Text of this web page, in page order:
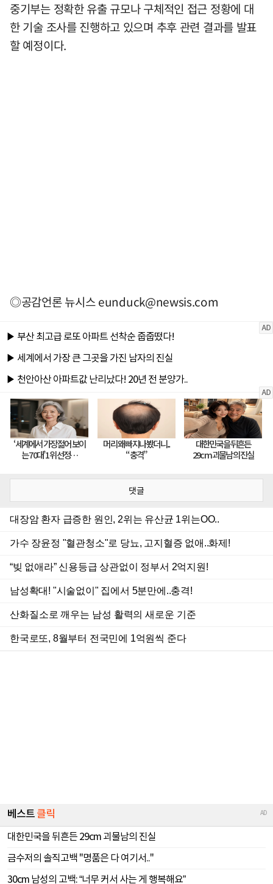
중기부는 정확한 유출 규모나 구체적인 접근 정황에 대
한 기술 조사를 진행하고 있으며 추후 관련 결과를 발표
할 예정이다.
◎공감언론 뉴시스eunduck@newsis.com
댓글